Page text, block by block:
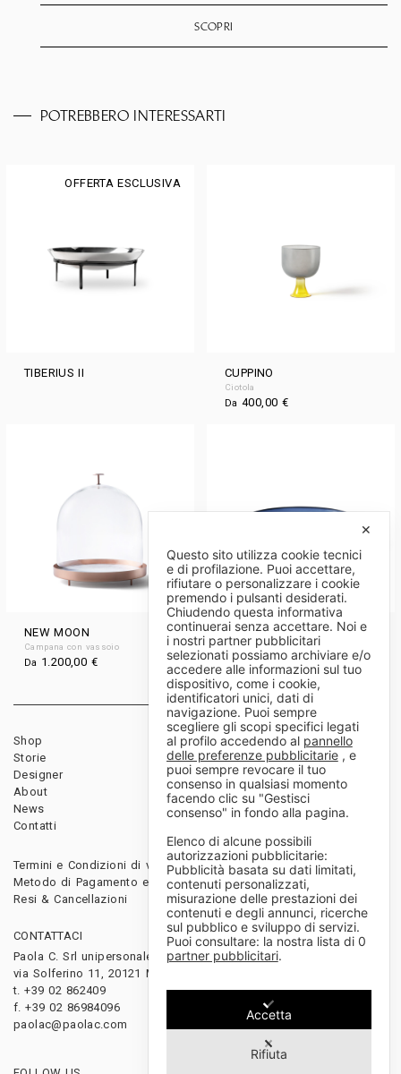
SCOPRI
POTREBBERO INTERESSARTI
OFFERTA ESCLUSIVA
TIBERIUS II CUPPINO
Ciotola
Da400,00 €
NEW MOON
Campana con vassoio
Da 1.200,00 €
THE FLAT
Centrotavola / Portafrutta
Da750,00€
Shop
Storie
Designer
About
News
Contatti
Rivenditori
Download
Diventa rivenditore
Termini e Condizioni di vendita
Metodo di Pagamento e Spedizioni
Resi & Cancellazioni
CONTATTACI
Paola C. Srl unipersonale
via Solferino 11, 20121 Milano, Italy
t. +39 02 862409
f. +39 02 86984096
paolac@paolac.com
✕
Questo sito utilizza cookie tecnici
e di profilazione. Puoi accettare,
rifiutare o personalizzare i cookie
premendo i pulsanti desiderati.
Chiudendo questa informativa
continuerai senza accettare. Noi e
i nostri partner pubblicitari
selezionati possiamo archiviare e/o
accedere alle informazioni sul tuo
dispositivo, come i cookie,
identificatori unici, dati di
navigazione. Puoi sempre
scegliere gli scopi specifici legati
al profilo accedendo al pannello
delle preferenze pubblicitarie, e
puoi sempre revocare il tuo
consenso in qualsiasi momento
facendo clic su "Gestisci
consenso" in fondo alla pagina.
Elenco di alcune possibili
autorizzazioni pubblicitarie:
Pubblicità basata su dati limitati,
contenuti personalizzati,
misurazione delle prestazioni dei
contenuti e degli annunci, ricerche
sul pubblico e sviluppo di servizi.
Puoi consultare: la nostra lista di 0
partner pubblicitari.
Accetta
Rifiuta